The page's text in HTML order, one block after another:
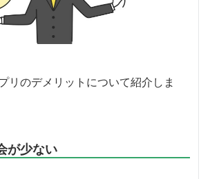
リのデメリットについて紹介しま
が少ない